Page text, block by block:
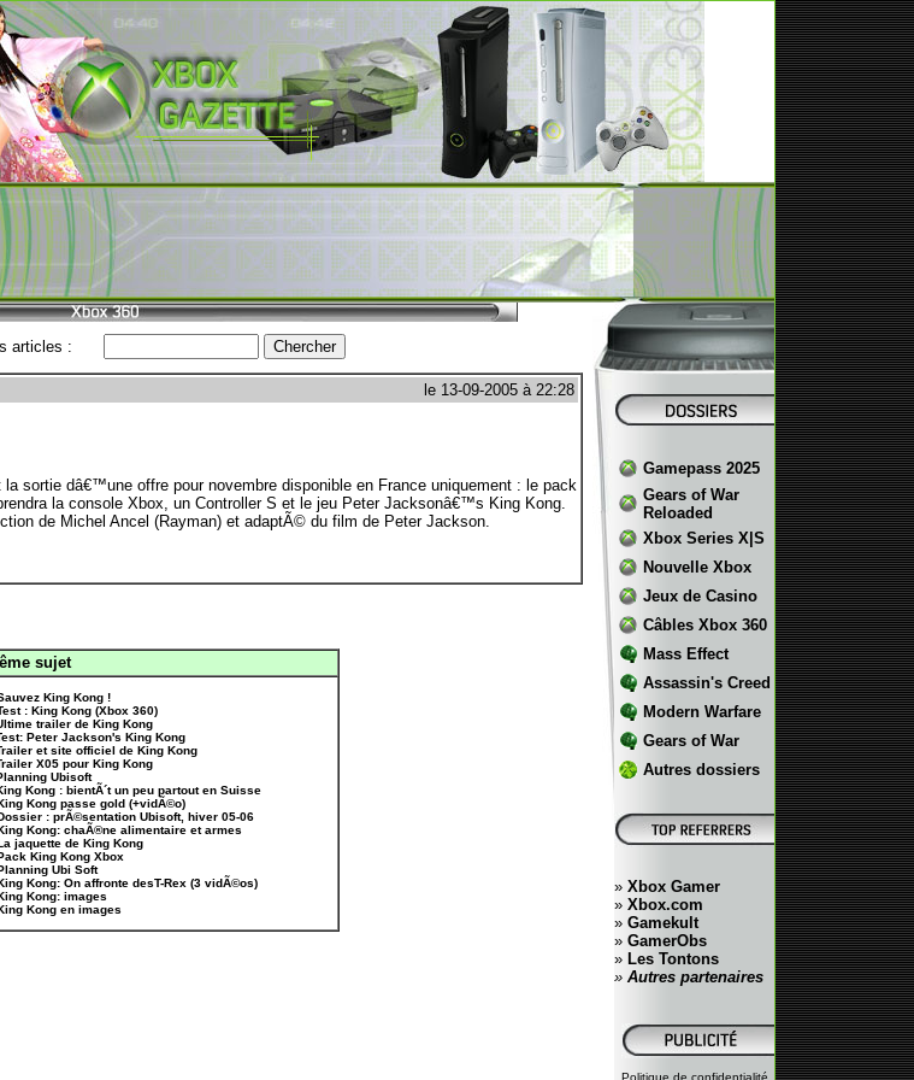
articles :
le 13-09-2005 à 22:28
sortie dâ€™une offre pour novembre disponible en France uniquement : le pack
la console Xbox, un Controller S et le jeu Peter Jacksonâ€™s King Kong.
de Michel Ancel (Rayman) et adaptÃ© du film de Peter Jackson.
sujet
King Kong !
: King Kong (Xbox 360)
trailer de King Kong
Peter Jackson's King Kong
et site officiel de King Kong
X05 pour King Kong
Ubisoft
Kong : bientÃ´t un peu partout en Suisse
Kong passe gold (+vidÃ©o)
: prÃ©sentation Ubisoft, hiver 05-06
Kong: chaÃ®ne alimentaire et armes
jaquette de King Kong
King Kong Xbox
Ubi Soft
Kong: On affronte desT-Rex (3 vidÃ©os)
Kong: images
Kong en images
Gamepass 2025
Gears of War
Reloaded
Xbox Series X|S
Nouvelle Xbox
Jeux de Casino
Câbles Xbox 360
Mass Effect
Assassin's Creed
Modern Warfare
Gears of War
Autres dossiers
» Xbox Gamer
» Xbox.com
» Gamekult
» GamerObs
» Les Tontons
» Autres partenaires
Politique de confidentialité